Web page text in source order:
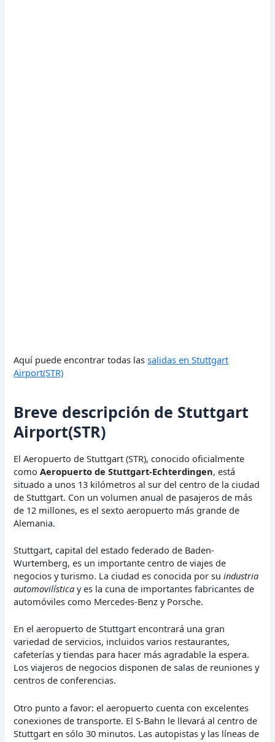
Aquí puede encontrar todas lassalidas en Stuttgart
Airport(STR)
Breve descripción de Stuttgart
Airport(STR)
El Aeropuerto de Stuttgart (STR), conocido oficialmente
comoAeropuerto de Stuttgart-Echterdingen, está
situado a unos 13 kilómetros al sur del centro de la ciudad
de Stuttgart. Con un volumen anual de pasajeros de más
de 12 millones, es el sexto aeropuerto más grande de
Alemania.
Stuttgart, capital del estado federado de Baden-
Wurtemberg, es un importante centro de viajes de
negocios y turismo. La ciudad es conocida por suindustria
automovilística y es la cuna de importantes fabricantes de
automóviles como Mercedes-Benz y Porsche.
En el aeropuerto de Stuttgart encontrará una gran
variedad de servicios, incluidos varios restaurantes,
cafeterías y tiendas para hacer más agradable la espera.
Los viajeros de negocios disponen de salas de reuniones y
centros de conferencias.
Otro punto a favor: el aeropuerto cuenta con excelentes
conexiones de transporte. El S-Bahn le llevará al centro de
Stuttgart en sólo 30 minutos. Las autopistas y las líneas de